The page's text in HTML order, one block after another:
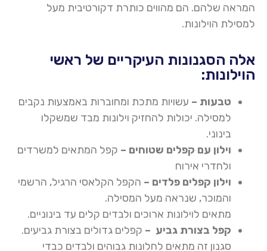
המראה שלהם. הם מהווים כותרת דקורטיבית מעל
למסילת הוילונות.
אלה הסגנונות העיקריים של ראשי
הוילונות:
טבעות – עשויות מתכת ומחוברות באמצעות נקבים
למסילה. יכולות להחזיק וילונות מבד שמשקלו
בינוני.
וילון עם קפלים שטוחים – קפל המתאים למשרדים
ולחדרי אירוח
וילון קפלים פלדים – הקפל הקלאסי הרגיל, הרשמי
והמוכר, שנראה מעל המסילה.
מתאים לוילונות ארוכים ולבדים קלים עד בינוניים.
קפל בצורת גביע – קפלים גדולים בצורת גביעים.
סגנון זה מתאים לחלונות גבוהים ולבדים כבדי